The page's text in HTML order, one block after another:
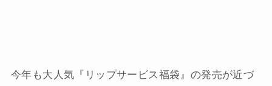
今年も大人気『リップサービス福袋』の発売が近づ